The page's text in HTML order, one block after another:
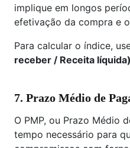
implique em longos
efetivação da compra e
Para calcular o índice,
receber / Receita
7. Prazo Médio de
O PMP, ou Prazo Médio
tempo necessário para